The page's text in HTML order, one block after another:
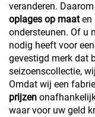
veranderen.
oplages op maaten
ondersteunen. Of u
nodig heeft voor
gevestigd merk dat
seizoenscollectie,
Omdat wij een
prijzen
waar voor uw geld